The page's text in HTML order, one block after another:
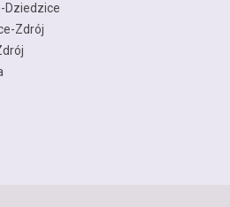
Dziedzice
Zdrój